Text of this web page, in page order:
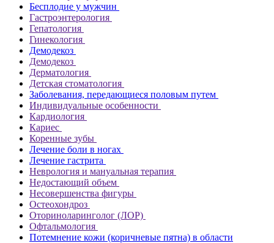
Бесплодие у мужчин
Гастроэнтерология
Гепатология
Гинекология
Демодекоз
Демодекоз
Дерматология
Детская стоматология
Заболевания, передающиеся половым путем
Индивидуальные особенности
Кардиология
Кариес
Коренные зубы
Лечение боли в ногах
Лечение гастрита
Неврология и мануальная терапия
Недостающий объем
Несовершенства фигуры
Остеохондроз
Оториноларинголог (ЛОР)
Офтальмология
Потемнение кожи (коричневые пятна) в области